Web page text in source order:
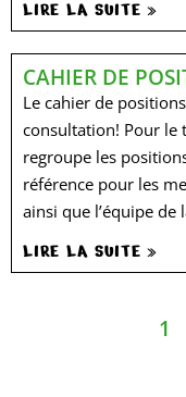
LIRE LA SUITE »
CAHIER DE
Le cahier de
consultation! Pour le
regroupe les
référence pour les
ainsi que l’équipe de
LIRE LA SUITE »
1